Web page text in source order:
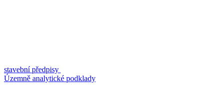
stavební předpisy
Územně analytické podklady